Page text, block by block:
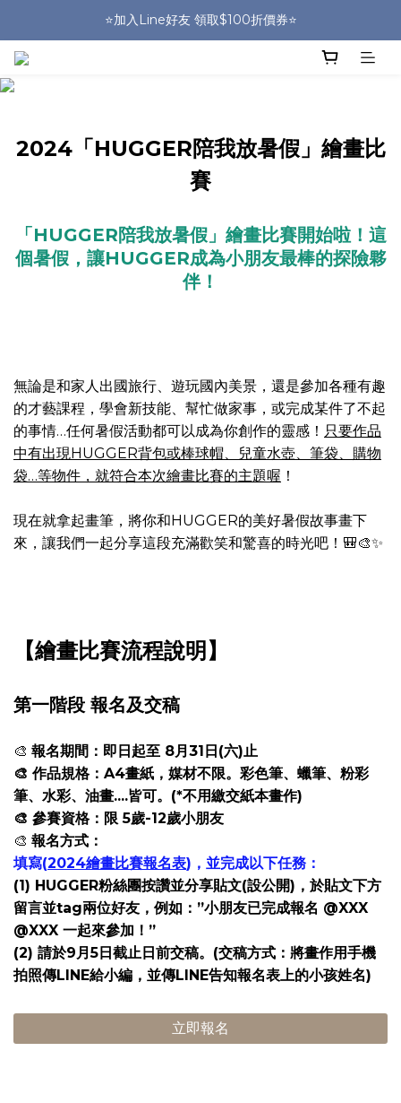
🎒HUGGER實體門市~實背才知道🎒
⭐️加入Line好友 領取$100折價券⭐️
2024「HUGGER陪我放暑假」繪畫比
賽
「HUGGER陪我放暑假」繪畫比賽開始啦！這
個暑假，讓HUGGER成為小朋友最棒的探險夥
伴！
無論是和家人出國旅行、遊玩國內美景，還是參加各種有趣
的才藝課程，學會新技能、幫忙做家事，或完成某件了不起
的事情…任何暑假活動都可以成為你創作的靈感！ 只要作品
中有出現HUGGER背包或棒球帽、兒童水壺、筆袋、購物
袋…等物件，就符合本次繪畫比賽的主題喔 ！
現在就拿起畫筆，將你和HUGGER的美好暑假故事畫下
來，讓我們一起分享這段充滿歡笑和驚喜的時光吧！🎒🎨✨
【繪畫比賽流程說明】
第一階段 報名及交稿
🎨 報名期間​：即日起至 8月31日(六)止
🎨 作品規格​：A4畫紙，媒材不限。彩色筆、蠟筆、粉彩
筆、水彩、油畫....皆可。(*不用繳交紙本畫作)
🎨 參賽資格：限 5歲-12歲小朋友
🎨 報名方式：
填寫(2024繪畫比賽報名表)，並完成以下任務：
(1) HUGGER粉絲團按讚並分享貼文(設公開)，於貼文下方
留言並tag兩位好友，例如：”小朋友已完成報名 @XXX
@XXX 一起來參加！”
(2) 請於9月5日截止日前交稿。(交稿方式​：將畫作用手機
拍照傳LINE給小編，並傳LINE告知報名表上的小孩姓名)
立即報名